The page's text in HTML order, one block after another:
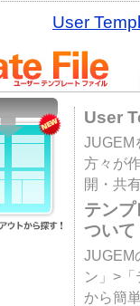
User
User
JUGEM
方々が
開・共
テン
ついて
JUGEM
ン」>
から簡